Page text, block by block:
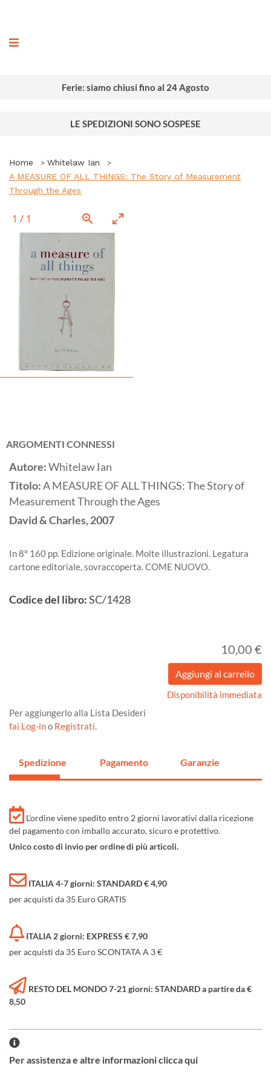
Ferie: siamo chiusi fino al 24 Agosto
LE SPEDIZIONI SONO SOSPESE
Home
Whitelaw Ian
A MEASURE OF ALL THINGS: The Story of Measurement
Through the Ages
1 / 1
ARGOMENTI CONNESSI
Autore:Whitelaw Ian
Titolo:A MEASURE OF ALL THINGS: The Story of
Measurement Through the Ages
David & Charles,2007
In 8° 160 pp. Edizione originale. Molte illustrazioni. Legatura
cartone editoriale, sovraccoperta. COME NUOVO.
Codice del libro:SC/1428
10,00 €
Disponibilità immediata
Per aggiungerlo alla Lista Desideri
fai Log-ino Registrati.
Spedizione Pagamento Garanzie
L'ordine viene spedito entro 2 giorni lavorativi dalla ricezione
del pagamento con imballo accurato, sicuro e protettivo.
Unico costo di invio per ordine di più articoli.
ITALIA 4-7 giorni: STANDARD € 4,90
per acquisti da 35 Euro GRATIS
ITALIA 2 giorni: EXPRESS € 7,90
per acquisti da 35 Euro SCONTATA A 3 €
RESTO DEL MONDO 7-21 giorni: STANDARD a partire da €
8,50
Per assistenza e altre informazioni clicca qui